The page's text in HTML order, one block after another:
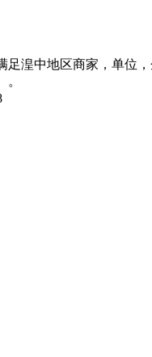
足湟中地区商家，单位